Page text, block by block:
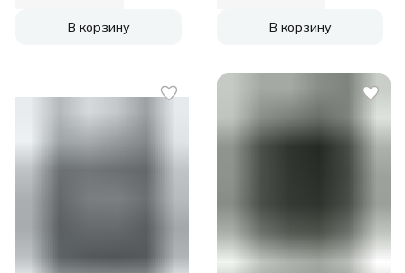
В корзину
84.2 x 64.8 см
В корзину